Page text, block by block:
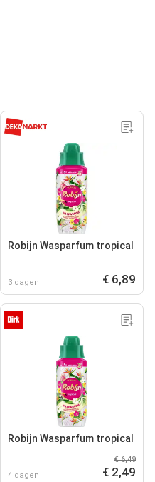
Robijn Wasparfum tropical
3 dagen € 6,89
Robijn Wasparfum tropical
4 dagen
€ 6,49
€ 2,49